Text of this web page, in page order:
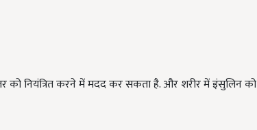
को नियंत्रित करने में मदद कर सकता है. और शरीर में इंसुलिन को